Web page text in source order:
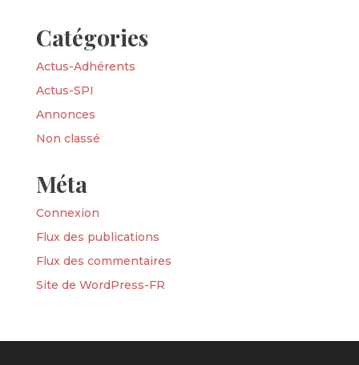
Catégories
Actus-Adhérents
Actus-SPI
Annonces
Non classé
Méta
Connexion
Flux des publications
Flux des commentaires
Site de WordPress-FR